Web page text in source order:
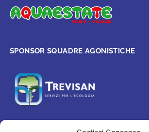
SPONSOR SQUADRE AGONISTICHE